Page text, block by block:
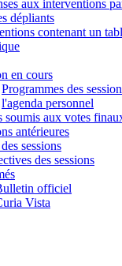
aux interventions
dépliants
contenant un
en cours
Programmes des
l'agenda personnel
soumis aux votes
antérieures
sessions
des sessions
officiel
Vista